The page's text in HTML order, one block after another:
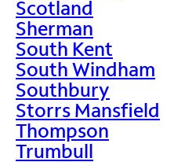
Scotland
Sherman
South Kent
South Windham
Southbury
Storrs Mansfield
Thompson
Trumbull